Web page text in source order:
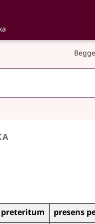
verbet
preteritum presens